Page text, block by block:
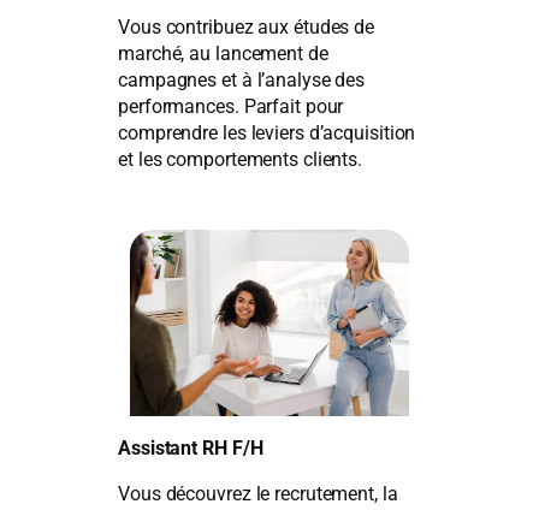
Vous contribuez aux études de
marché, au lancement de
campagnes et à l’analyse des
performances. Parfait pour
comprendre les leviers d’acquisition
et les comportements clients.
Assistant RH F/H
Vous découvrez le recrutement, la